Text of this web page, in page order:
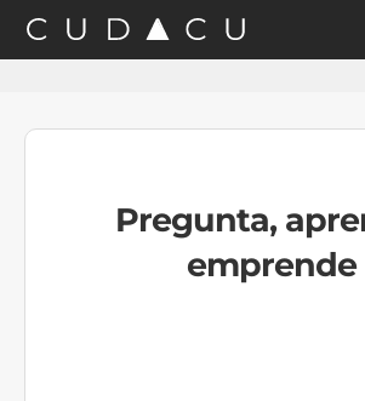
Saltar
a
Saltar
al
Saltar
a
Pregunta,
emprende